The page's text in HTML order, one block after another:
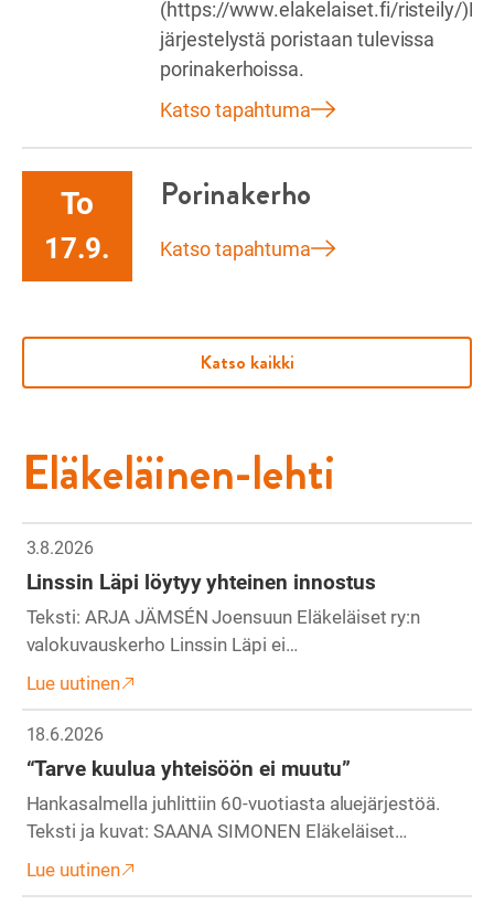
(https://www.elakelaiset.fi/risteily/
järjestelystä poristaan tulevissa
porinakerhoissa.
Katso tapahtuma
To
17.9.
Porinakerho
Katso tapahtuma
Katso kaikki
Eläkeläinen-lehti
3.8.2026
Linssin Läpi löytyy yhteinen innostus
Teksti: ARJA JÄMSÉN Joensuun Eläkeläiset ry:n
valokuvauskerho Linssin Läpi ei…
Lue uutinen
18.6.2026
“Tarve kuulua yhteisöön ei muutu”
Hankasalmella juhlittiin 60-vuotiasta aluejärjestöä.
Teksti ja kuvat: SAANA SIMONEN Eläkeläiset…
Lue uutinen